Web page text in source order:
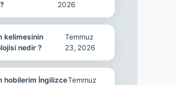
2026
kelimesinin
nedir ?
Temmuz
23, 2026
hobilerim İngilizceTemmuz